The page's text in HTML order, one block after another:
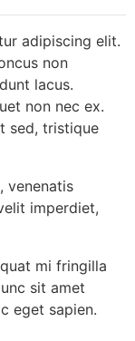
adipiscing elit.
non
lacus.
non nec ex.
sed, tristique
venenatis
imperdiet,
mi fringilla
sit amet
eget sapien.